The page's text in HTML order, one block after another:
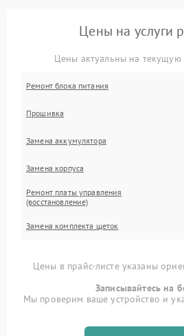
Цены на услуги
Цены актуальны на текущую
Ремонт блока питания
Прошивка
Замена аккумулятора
Замена корпуса
Ремонт платы управления
(восстановление)
Замена комплекта щеток
Цены в прайс-листе указаны
Записывайтесь на
Мы проверим ваше устройство и